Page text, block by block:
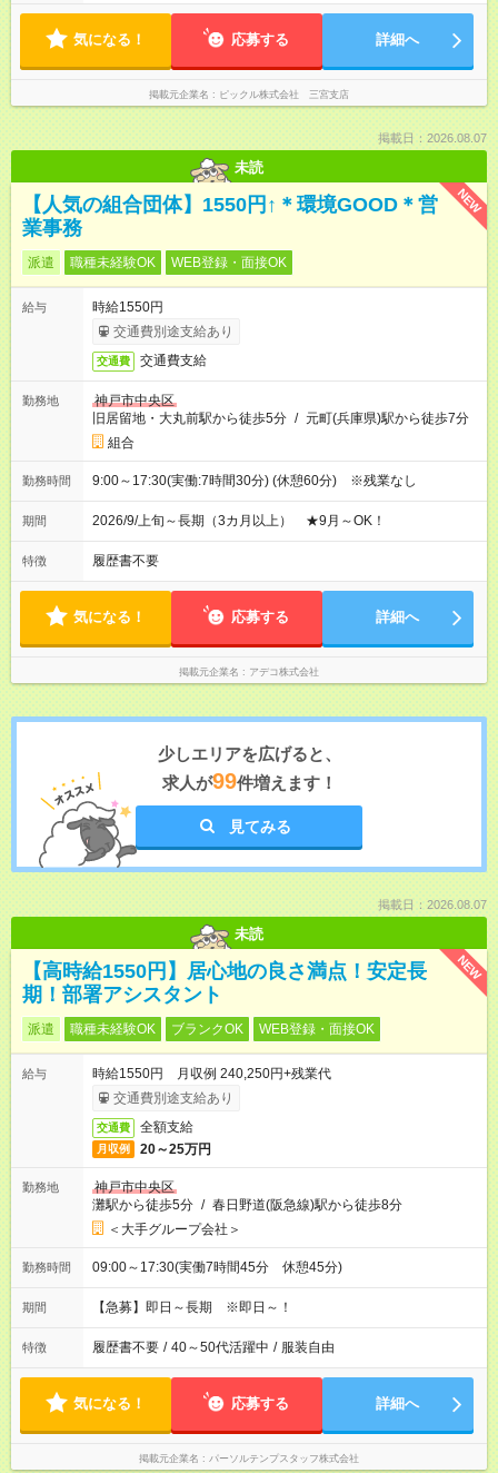
気になる！ 応募する 詳細へ
掲載元企業名 ピックル株式会社 三宮支店
掲載日：2026.08.07
未読
NEW
【人気の組合団体】1550円↑＊環境GOOD＊営
業事務
派遣 職種未経験OK WEB登録・面接OK
給与
時給1550円
交通費別途支給あり
交通費 交通費支給
勤務地
神戸市中央区
旧居留地・大丸前駅から徒歩5分 / 元町(兵庫県)駅から徒歩7分
組合
勤務時間 9:00～17:30(実働:7時間30分) (休憩60分) ※残業なし
期間 2026/9/上旬～長期（3カ月以上） ★9月～OK！
特徴 履歴書不要
気になる！ 応募する 詳細へ
掲載元企業名 アデコ株式会社
少しエリアを広げると、
求人が99件増えます！
見てみる
掲載日：2026.08.07
未読
NEW
【高時給1550円】居心地の良さ満点！安定長
期！部署アシスタント
派遣 職種未経験OK ブランクOK WEB登録・面接OK
給与
時給1550円 月収例 240,250円+残業代
交通費別途支給あり
交通費 全額支給
月収例 20～25万円
勤務地
神戸市中央区
灘駅から徒歩5分 / 春日野道(阪急線)駅から徒歩8分
＜大手グループ会社＞
勤務時間 09:00～17:30(実働7時間45分 休憩45分)
期間 【急募】即日～長期 ※即日～！
特徴 履歴書不要 / 40～50代活躍中 / 服装自由
気になる！ 応募する 詳細へ
掲載元企業名 パーソルテンプスタッフ株式会社